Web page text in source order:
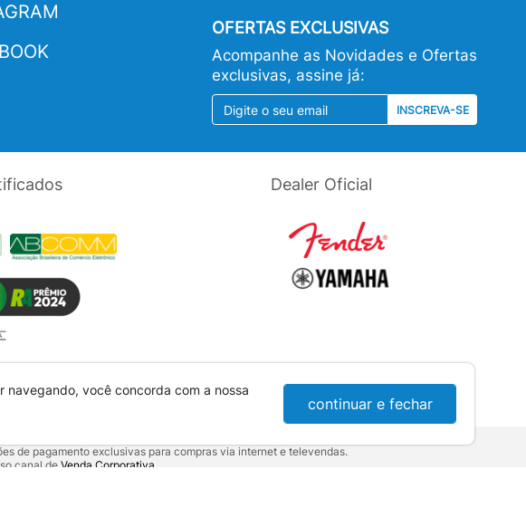
OFERTAS EXCLUSIVAS
Acompanhe as Novidades e Ofertas
exclusivas, assine já:
INSCREVA-SE
Dealer Oficial
de pagamento exclusivas para compras via internet e televendas.
canal de Venda Corporativa
navegando, você concorda com a nossa
continuar e fechar